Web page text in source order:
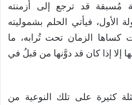
مُسبقة قد ترجع إلى أزمنته
الأول، فيأتي الحلم بشموليته
كساها الزمان تحت تُرابه، ما
إلا إذا كان قد دوَّنها من قبلُ في
كثيرة على تلك النوعية من